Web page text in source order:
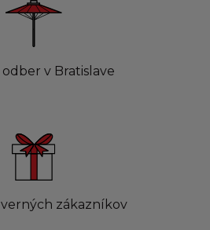
v Bratislave
zákazníkov